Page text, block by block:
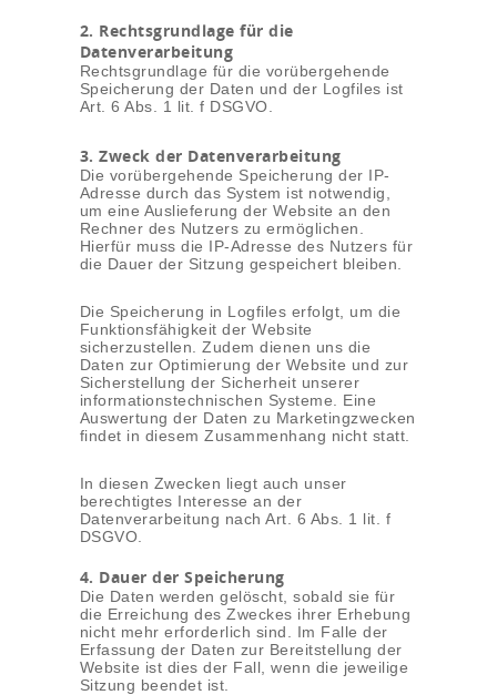
2. Rechtsgrundlage für die
Datenverarbeitung
Rechtsgrundlage für die vorübergehende
Speicherung der Daten und der Logfiles ist
Art. 6 Abs. 1 lit. f DSGVO.
3. Zweck der Datenverarbeitung
Die vorübergehende Speicherung der IP-
Adresse durch das System ist notwendig,
um eine Auslieferung der Website an den
Rechner des Nutzers zu ermöglichen.
Hierfür muss die IP-Adresse des Nutzers für
die Dauer der Sitzung gespeichert bleiben.
Die Speicherung in Logfiles erfolgt, um die
Funktionsfähigkeit der Website
sicherzustellen. Zudem dienen uns die
Daten zur Optimierung der Website und zur
Sicherstellung der Sicherheit unserer
informationstechnischen Systeme. Eine
Auswertung der Daten zu Marketingzwecken
findet in diesem Zusammenhang nicht statt.
In diesen Zwecken liegt auch unser
berechtigtes Interesse an der
Datenverarbeitung nach Art. 6 Abs. 1 lit. f
DSGVO.
4. Dauer der Speicherung
Die Daten werden gelöscht, sobald sie für
die Erreichung des Zweckes ihrer Erhebung
nicht mehr erforderlich sind. Im Falle der
Erfassung der Daten zur Bereitstellung der
Website ist dies der Fall, wenn die jeweilige
Sitzung beendet ist.